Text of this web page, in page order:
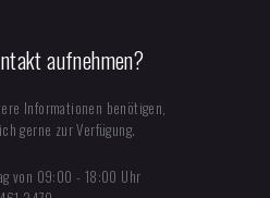
aufnehmen?
Informationen benötigen,
gerne zur Verfügung.
von 09:00 - 18:00 Uhr